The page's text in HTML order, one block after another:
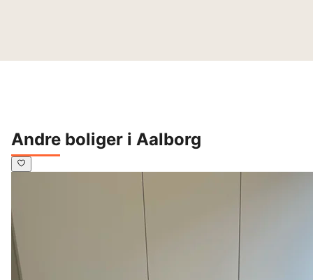
Andre boliger i Aalborg